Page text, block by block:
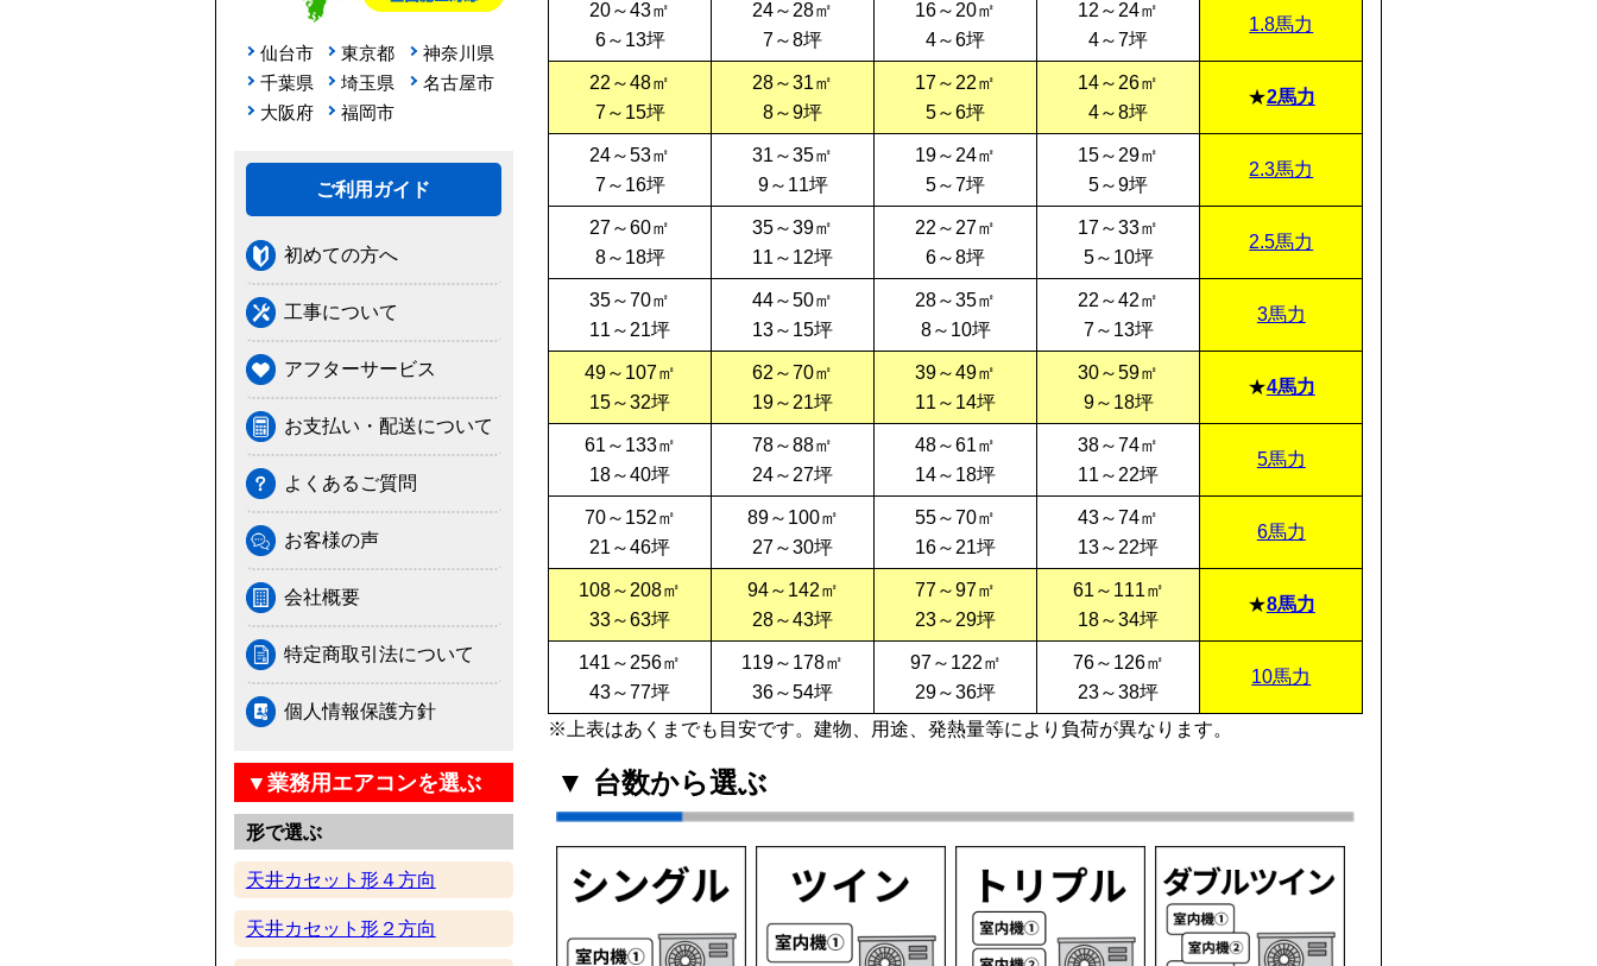
仙台市 東京都
神奈川県
千葉県
埼玉県
名古屋市
大阪府
福岡市
ご利用ガイド
初めての方へ
工事について
アフターサービス
お支払い・配送について
よくあるご質問
お客様の声
会社概要
特定商取引法について
個人情報保護方針
▼業務用エアコンを選ぶ
形で選ぶ
天井カセット形４方向
天井カセット形２方向
20～43㎡
6～13坪
24～28㎡
7～8坪
16～20㎡
4～6坪
12～24㎡
4～7坪
1.8馬力
22～48㎡
7～15坪
28～31㎡
8～9坪
17～22㎡
5～6坪
14～26㎡
4～8坪
2馬力
24～53㎡
7～16坪
31～35㎡
9～11坪
19～24㎡
5～7坪
15～29㎡
5～9坪
2.3馬力
27～60㎡
8～18坪
35～39㎡
11～12坪
22～27㎡
6～8坪
17～33㎡
5～10坪
2.5馬力
35～70㎡
11～21坪
44～50㎡
13～15坪
28～35㎡
8～10坪
22～42㎡
7～13坪
3馬力
49～107㎡
15～32坪
62～70㎡
19～21坪
39～49㎡
11～14坪
30～59㎡
9～18坪
4馬力
61～133㎡
18～40坪
78～88㎡
24～27坪
48～61㎡
14～18坪
38～74㎡
11～22坪
5馬力
70～152㎡
21～46坪
89～100㎡
27～30坪
55～70㎡
16～21坪
43～74㎡
13～22坪
6馬力
108～208㎡
33～63坪
94～142㎡
28～43坪
77～97㎡
23～29坪
61～111㎡
18～34坪
8馬力
141～256㎡
43～77坪
119～178㎡
36～54坪
97～122㎡
29～36坪
76～126㎡
23～38坪
10馬力
※上表はあくまでも目安です。建物、用途、発熱量等により負荷が異なります。
▼ 台数から選ぶ